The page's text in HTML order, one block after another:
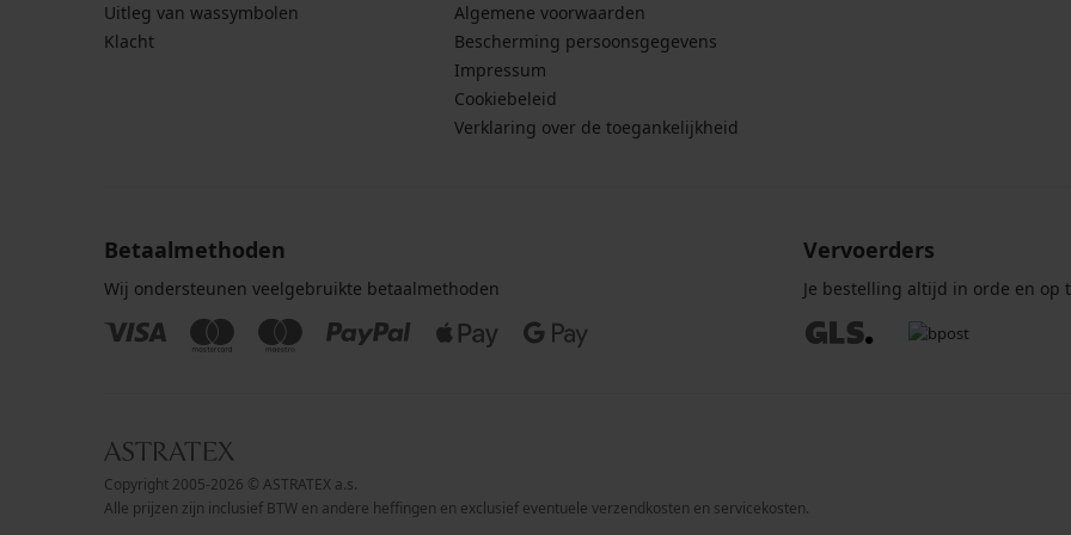
Uitleg van wassymbolen
Klacht
Algemene voorwaarden
Bescherming persoonsgegevens
Impressum
Cookiebeleid
Verklaring over de toegankelijkheid
Betaalmethoden
Wij ondersteunen veelgebruikte betaalmethoden
Vervoerders
Je bestelling altijd in orde en op
Copyright 2005-2026 © ASTRATEX a.s.
Alle prijzen zijn inclusief BTW en andere heffingen en exclusief eventuele verzendkosten en servicekosten.